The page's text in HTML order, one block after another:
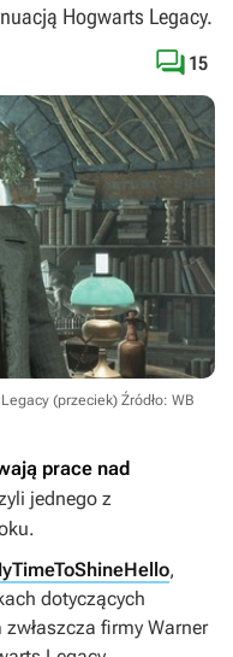
Hogwarts Legacy.
 15
(przeciek) Źródło: WB
prace nad
jednego z
,
dotyczących
firmy Warner